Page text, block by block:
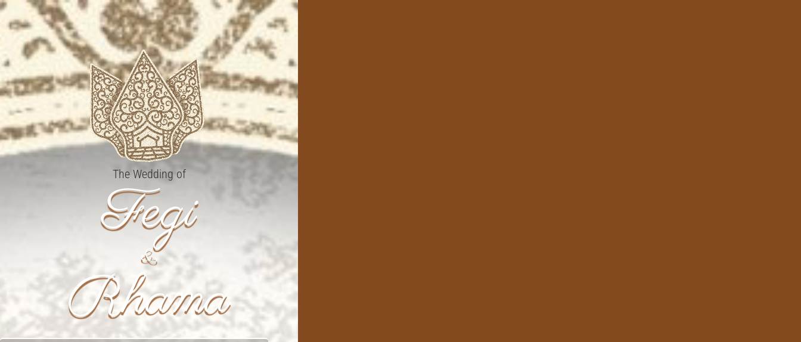
The Wedding of
Fegi
&
Rhama